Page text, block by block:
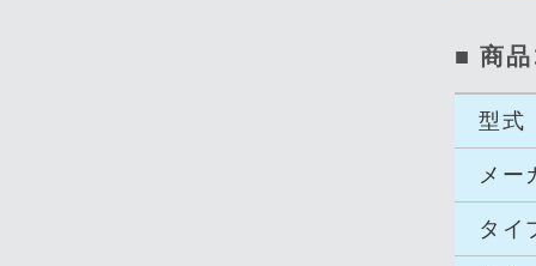
■ 商品
型式
メー
タイ